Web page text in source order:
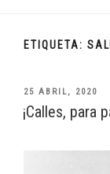
ETIQUETA:
PUBLICADO
EL
25 ABRIL, 2020
¡Calles, para